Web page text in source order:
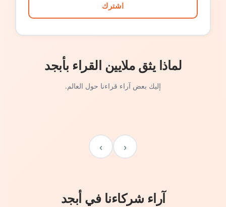
اشترك
لماذا يثق ملايين القراء بأبجد
إليك بعض آراء قراءنا حول العالم.
‹
›
آراء شركاءنا في أبجد